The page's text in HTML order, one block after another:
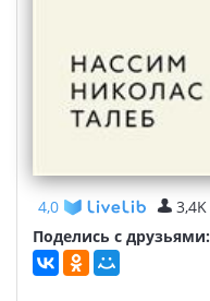
4,0 3,4K
Поделись с друзьями: